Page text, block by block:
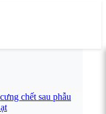
chết sau phẫu